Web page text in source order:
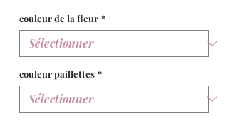
couleur de la fleur *
couleur paillettes *